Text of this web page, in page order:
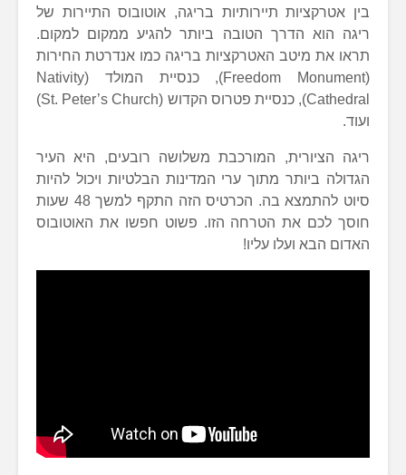
בין אטרקציות תיירותיות בריגה, אוטובוס התיירות של
ריגה הוא הדרך הטובה ביותר להגיע ממקום למקום.
תראו את מיטב האטרקציות בריגה כמו אנדרטת החירות
(Freedom Monument), כנסיית המולד (Nativity
Cathedral), כנסיית פטרוס הקדוש (St. Peter’s Church)
ועוד.
ריגה הציורית, המורכבת משלושה רובעים, היא העיר
הגדולה ביותר מתוך ערי המדינות הבלטיות ויכול להיות
סיוט להתמצא בה. הכרטיס הזה התקף למשך 48 שעות
חוסך לכם את הטרחה הזו. פשוט חפשו את האוטובוס
האדום הבא ועלו עליו!